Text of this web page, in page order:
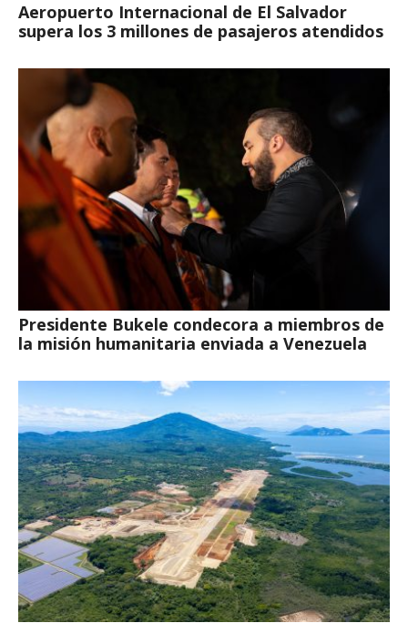
Aeropuerto Internacional de El Salvador
supera los 3 millones de pasajeros atendidos
Presidente Bukele condecora a miembros de
la misión humanitaria enviada a Venezuela